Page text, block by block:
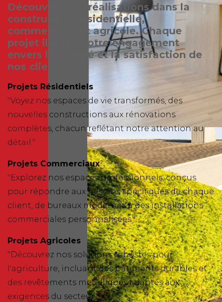
Découvrez nos réalisations dans la
construction résidentielle,
commerciale et agricole. Chaque
projet illustre notre engagement
envers la qualité et la satisfaction de
nos clients.
Projets Résidentiels
"Voyez nos espaces de vie transformés, des
nouvelles constructions aux rénovations
complètes, chacun reflétant notre attention au
détail."
Projets Commerciaux
"Explorez nos espaces professionnels, conçus
pour répondre aux besoins spécifiques de chaque
client, de bureaux modernes à des installations
commerciales personnalisées."
Projets Agricoles
"Découvrez nos solutions robustes pour
l'agriculture, incluant des bâtiments durables et
des revêtements métalliques adaptés aux
exigences du secteur."